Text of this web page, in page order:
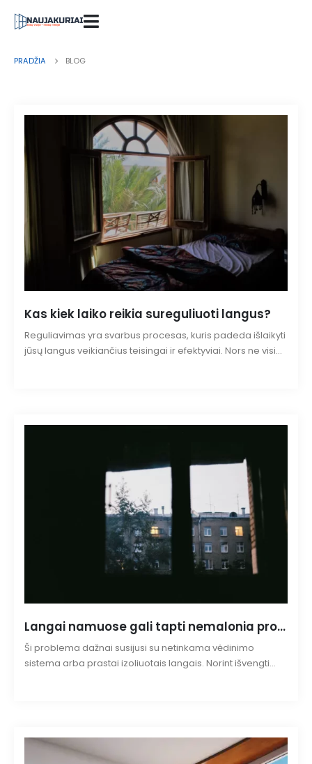
PRADŽIA BLOG
Kas kiek laiko reikia sureguliuoti langus?
Reguliavimas yra svarbus procesas, kuris padeda išlaikyti
jūsų langus veikiančius teisingai ir efektyviai. Nors ne visi
Langai namuose gali tapti nemalonia problema.
Ši problema dažnai susijusi su netinkama vėdinimo
sistema arba prastai izoliuotais langais. Norint išvengti